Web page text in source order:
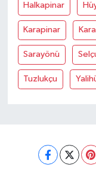
Halkapinar
Karapinar
Sarayönü
Tuzlukçu